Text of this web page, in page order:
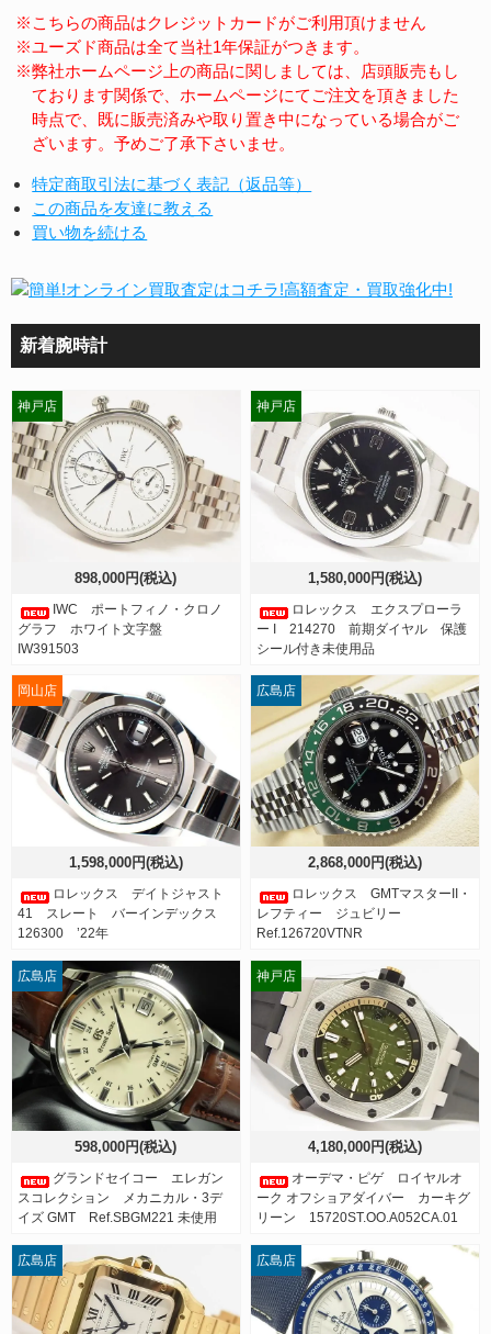
※こちらの商品はクレジットカードがご利用頂けません
※ユーズド商品は全て当社1年保証がつきます。
※弊社ホームページ上の商品に関しましては、店頭販売もし
ております関係で、ホームページにてご注文を頂きました
時点で、既に販売済みや取り置き中になっている場合がご
ざいます。予めご了承下さいませ。
特定商取引法に基づく表記（返品等）
この商品を友達に教える
買い物を続ける
新着腕時計
898,000円(税込)
IWC ポートフィノ・クロノ
グラフ ホワイト文字盤
IW391503
神戸店
1,580,000円(税込)
ロレックス エクスプローラ
ー I 214270 前期ダイヤル 保護
シール付き未使用品
神戸店
1,598,000円(税込)
ロレックス デイトジャスト
41 スレート バーインデックス
126300 ’22年
岡山店
2,868,000円(税込)
ロレックス GMTマスターII・
レフティー ジュビリー
Ref.126720VTNR
広島店
598,000円(税込)
グランドセイコー エレガン
スコレクション メカニカル・3デ
イズ GMT Ref.SBGM221 未使用
広島店
4,180,000円(税込)
オーデマ・ピゲ ロイヤルオ
ーク オフショアダイバー カーキグ
リーン 15720ST.OO.A052CA.01
神戸店
広島店 広島店